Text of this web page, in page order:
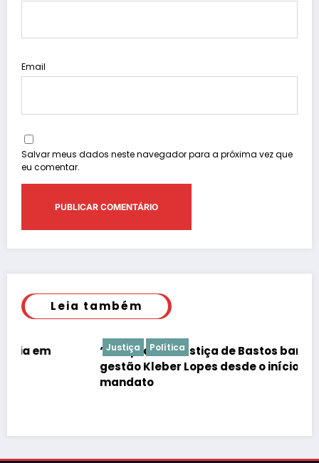
Email
Salvar meus dados neste navegador para a próxima vez que
eu comentar.
Leia também
Justiça Política
“É de praxe”: Justiça de Bastos barrar atos da
gestão Kleber Lopes desde o início do